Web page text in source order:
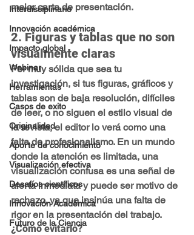
Interdisciplinario
Innovación académica
Impacto global
Webinar
Herramientas
Casos de exito
Originalidad
Aporte de conocimiento
Visualización efectiva
Desafíos científicos
Innovación Académica
Futuro de la Ciencia
mejor carta de presentación.
2. Figuras y tablas que no son
visualmente claras
Por muy sólida que sea tu
investigación, si tus figuras, gráficos y
tablas son de baja resolución, difíciles
de leer, o no siguen el estilo visual de
la revista, el editor lo verá como una
falta de profesionalismo. En un mundo
donde la atención es limitada, una
visualización confusa es una señal de
alerta inmediata y puede ser motivo de
rechazo, ya que insinúa una falta de
rigor en la presentación del trabajo.
¿Cómo evitarlo?